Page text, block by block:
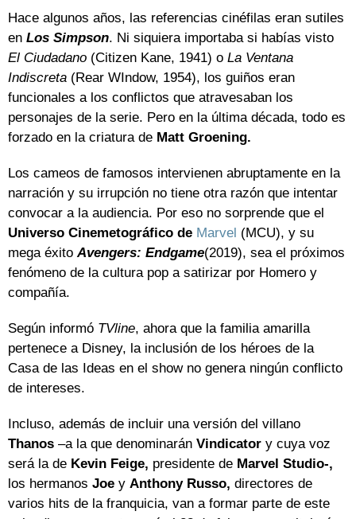
Hace algunos años, las referencias cinéfilas eran sutiles
en Los Simpson. Ni siquiera importaba si habías visto
El Ciudadano (Citizen Kane, 1941) o La Ventana
Indiscreta (Rear WIndow, 1954), los guiños eran
funcionales a los conflictos que atravesaban los
personajes de la serie. Pero en la última década, todo es
forzado en la criatura de Matt Groening.
Los cameos de famosos intervienen abruptamente en la
narración y su irrupción no tiene otra razón que intentar
convocar a la audiencia. Por eso no sorprende que el
Universo Cinemetográfico de Marvel (MCU), y su
mega éxitoAvengers: Endgame(2019), sea el próximos
fenómeno de la cultura pop a satirizar por Homero y
compañía.
Según informó TVline, ahora que la familia amarilla
pertenece a Disney, la inclusión de los héroes de la
Casa de las Ideas en el show no genera ningún conflicto
de intereses.
Incluso, además de incluir una versión del villano
Thanos –a la que denominarán Vindicator y cuya voz
será la de Kevin Feige, presidente de Marvel Studio-,
los hermanos Joe y Anthony Russo, directores de
varios hits de la franquicia, van a formar parte de este